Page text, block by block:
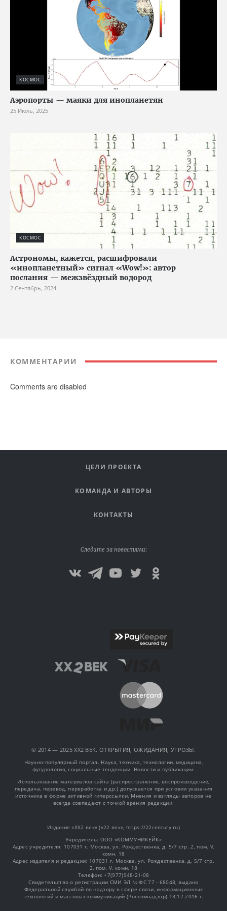
КОСМОС
Аэропорты — маяки для инопланетян
25 Июль, 2025
КОСМОС
Астрономы, кажется, расшифровали
«инопланетный» сигнал «Wow!»: автор
послания — межзвёздный водород
2 Сентябрь, 2024
КОММЕНТАРИИ
Comments are disabled
ЦЕЛИ ПРОЕКТА
КОМАНДА И АВТОРЫ
КОНТАКТЫ
Следите за новостями:
© 2014 — 2025 XX2 ВЕК. ОТКРЫТИЯ, ОЖИДАНИЯ, УГРОЗЫ.
Научно-популярный портал. Наука, техника, технологии, медицина,
футурология, социальные тенденции. Новости и публикации.
Использование материалов сайта (распространение, воспроизведение,
передача, перевод, переработка и др.) допускается при условии указания
источника в форме активной гиперссылки. Мнения и взгляды авторов не
всегда совпадают с точкой зрения редакции.
Издание «XX2 век» («22 век», https://22century.ru)
Учредитель: OOO «КОММУНИКЕЙК»
Адрес учредителя: 107031 г. Москва, ул. Рождественка, д. 5/7 стр. 2, пом. V,
комн. 18
Адрес издателя и редакции: 107031 г. Москва, ул. Рождественка, д. 5/7 стр.
2, пом. V, комн. 18
Телефон: +7(977)948-21-08
Свидетельство о регистрации СМИ ЭЛ № ФС 77 - 68048, выдано
Федеральной службой по надзору в сфере связи, информационных
технологий и массовых коммуникаций (Роскомнадзор) 13.12.2016 г.